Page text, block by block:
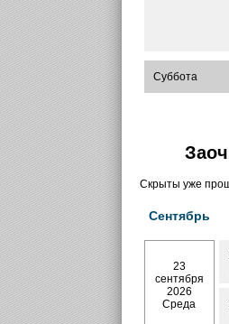
Суббота
Скрыты уже
Сентябрь
23
сентября
2026
Среда